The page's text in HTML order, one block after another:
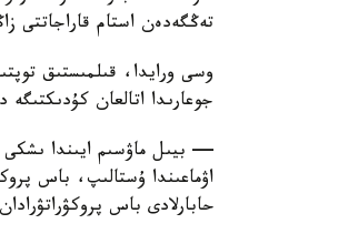
تەڭگەدەن استام قاراجاتتى
جوعارىدا اتالعان كۇدىكتىگە
— بيىل ماۋسىم ايىندا ىشكى
اۋماعىندا ۇستالىپ، باس
حابارلادى باس